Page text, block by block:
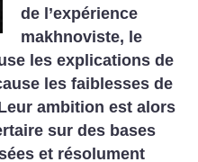
de l’expérience
makhnoviste, le
les explications de
les faiblesses de
ambition est alors
sur des bases
et résolument